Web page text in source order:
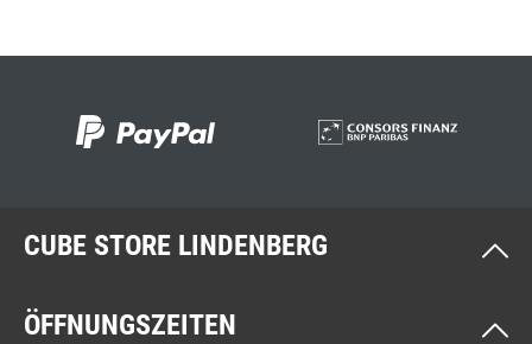
CUBE STORE LINDENBERG
ÖFFNUNGSZEITEN